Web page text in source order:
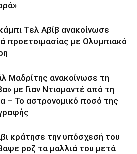
Τελ Αβίβ ανακοίνωσε
προετοιμασίας με Ολυμπιακό
Μαδρίτης ανακοίνωσε τη
με Γιαν Ντιομαντέ από τη
– Το αστρονομικό ποσό της
κράτησε την υπόσχεσή του
ροζ τα μαλλιά του μετά